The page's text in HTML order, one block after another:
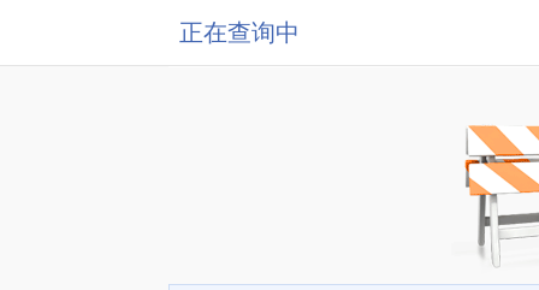
正在查询中